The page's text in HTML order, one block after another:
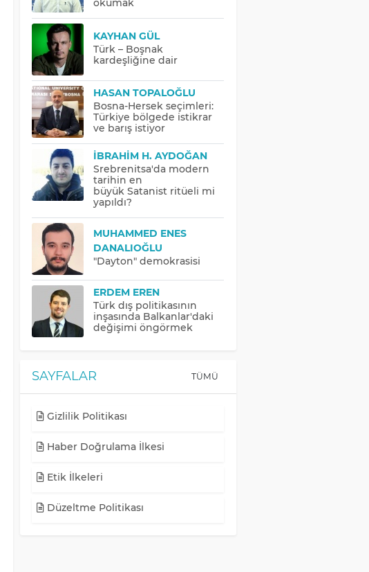
okumak
KAYHAN GÜL
Türk – Boşnak
kardeşliğine dair
HASAN TOPALOĞLU
Bosna-Hersek seçimleri:
Türkiye bölgede istikrar
ve barış istiyor
İBRAHIM H. AYDOĞAN
Srebrenitsa'da modern
tarihin en
büyük Satanist ritüeli mi
yapıldı?
MUHAMMED ENES
DANALIOĞLU
"Dayton" demokrasisi
ERDEM EREN
Türk dış politikasının
inşasında Balkanlar'daki
değişimi öngörmek
SAYFALAR TÜMÜ
Gizlilik Politikası
Haber Doğrulama İlkesi
Etik İlkeleri
Düzeltme Politikası